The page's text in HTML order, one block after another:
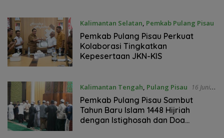
Kalimantan Selatan, Pemkab Pulang Pisau
16 Juni 2026
Pemkab Pulang Pisau Perkuat
Kolaborasi Tingkatkan
Kepesertaan JKN-KIS
Kalimantan Tengah, Pulang Pisau
16 Juni
2026
Pemkab Pulang Pisau Sambut
Tahun Baru Islam 1448 Hijriah
dengan Istighosah dan Doa